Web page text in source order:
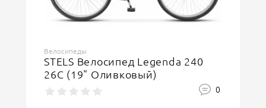
Велосипеды
STELS Велосипед Legenda 240
26C (19" Оливковый)
0